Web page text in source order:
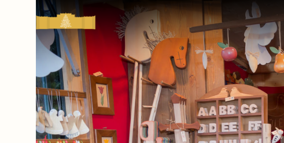
Kultur-
&
Weihnachtsmarkt
Schloss
Schönbrunn